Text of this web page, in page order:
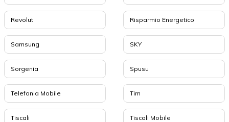
Revolut Risparmio Energetico
Samsung SKY
Sorgenia Spusu
Telefonia Mobile Tim
Tiscali Tiscali Mobile